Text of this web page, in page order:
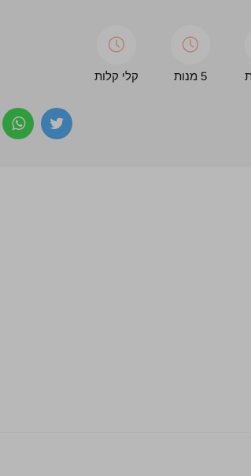
5 מנות קלי קלות